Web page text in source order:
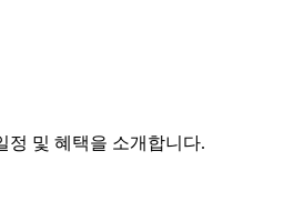
정 및 혜택을 소개합니다.